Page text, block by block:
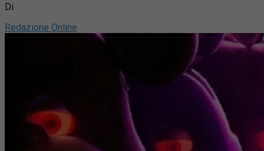
Di
Redazione Online